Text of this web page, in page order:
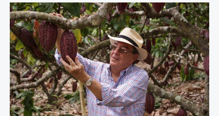
Sergio
Cedeño
Amador
y
su
amor
por
el
campo
y
por